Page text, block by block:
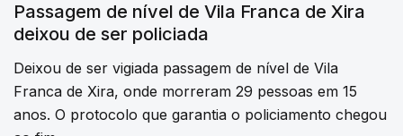
Passagem de nível de Vila Franca de Xira
deixou de ser policiada
Deixou de ser vigiada passagem de nível de Vila
Franca de Xira, onde morreram 29 pessoas em 15
anos. O protocolo que garantia o policiamento chegou